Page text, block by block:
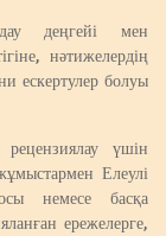
деңгейі мен
нәтижелердің
ескертулер болуы
үшін
Елеулі
немесе басқа
ережелерге,